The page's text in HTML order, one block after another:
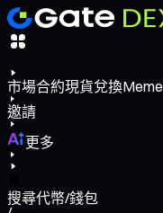
市場合約現貨兌換Meme
邀請
更多
搜尋代幣/錢包